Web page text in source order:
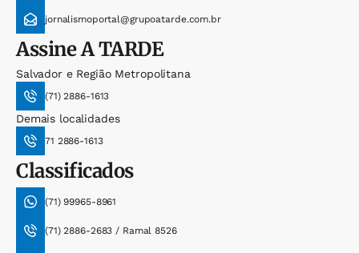
jornalismoportal@grupoatarde.com.br
AssineA TARDE
Salvador e Região Metropolitana
(71) 2886-1613
Demais localidades
71 2886-1613
Classificados
(71) 99965-8961
(71) 2886-2683 / Ramal 8526